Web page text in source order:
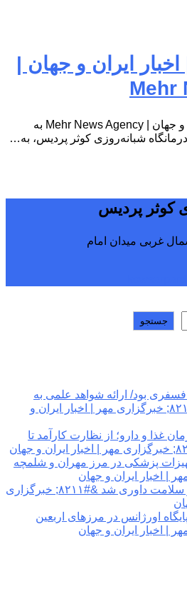
ایران و جهان |
Mehr
خبرگزاری مهر | اخبار ایران و جهان | Mehr News Agency به
شبانه‌روزی کوثر پردیس، به…
کوثر پردیس
جستجو
فسفری بود/ ارائه شواهد علمی به
مجامع بین‌الملل &#۸۲۱۱; خبرگزاری مهر | اخبار ایران و
غذا و دارو؛ از نظارت کارآمد تا
پزشکی در مرز مهران و شلمچه
آثار جشنواره رسانه و سلامت داوری شد &#۸۲۱۱; خبرگزاری
استقرار بیش از ۶۶۰ پایگاه اورژانس در مرزهای اربعین